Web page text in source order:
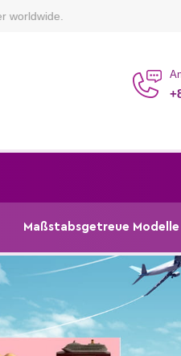
Maßstabsgetreue Modelle